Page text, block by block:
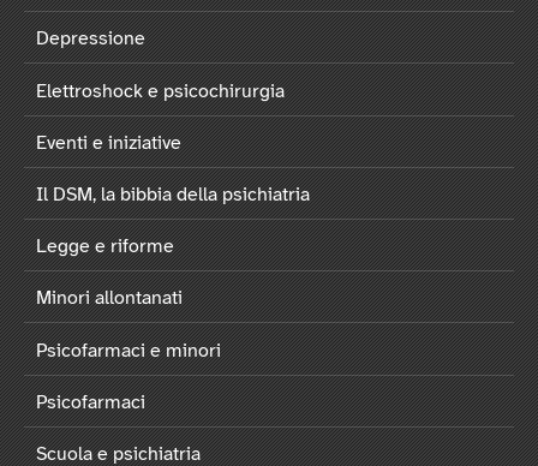
Depressione
Elettroshock e psicochirurgia
Eventi e iniziative
Il DSM, la bibbia della psichiatria
Legge e riforme
Minori allontanati
Psicofarmaci e minori
Psicofarmaci
Scuola e psichiatria